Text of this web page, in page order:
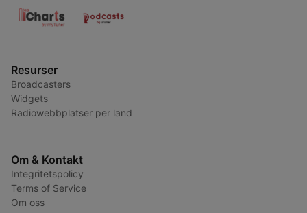
Resurser
Broadcasters
Widgets
Radiowebbplatser per land
Om & Kontakt
Integritetspolicy
Terms of Service
Om oss